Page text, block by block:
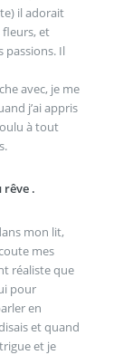
il adorait
fleurs, et
passions. Il
avec, je me
j’ai appris
à tout
rêve .
mon lit,
mes
réaliste que
pour
en
et quand
et je